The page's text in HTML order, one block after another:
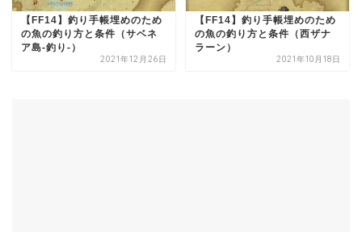
【FF14】釣り手帳埋めのため
の魚の釣り方と条件（サベネ
ア島-釣り-）
2021年12月26日
【FF14】釣り手帳埋めのため
の魚の釣り方と条件（西ザナ
ラーン）
2021年10月18日